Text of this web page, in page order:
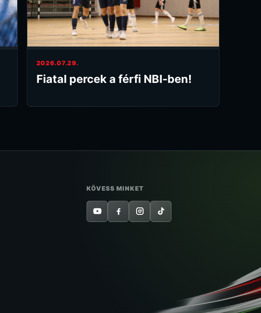
2026.07.29.
Fiatal percek a férfi NBI-ben!
KÖVESS MINKET